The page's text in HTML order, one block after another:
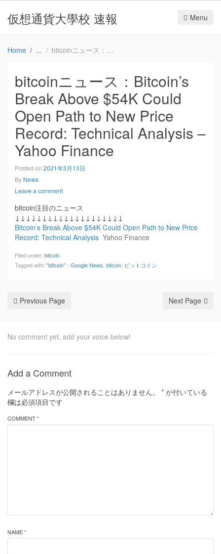
仮想通貨大學校 速報 Menu
Home bitcoinニュース：Bitcoin’s Break Above $54K Could Open Path to New Price Record: Technical Analysis – Yahoo Finance
bitcoinニュース：Bitcoin’s
Break Above $54K Could
Open Path to New Price
Record: Technical Analysis –
Yahoo Finance
Posted on 2021年3月13日
By News
Leave a comment
bitcoin注目のニュース
↓↓↓↓↓↓↓↓↓↓↓↓↓↓↓↓↓↓↓↓
Bitcoin’s Break Above $54K Could Open Path to New Price
Record: Technical Analysis Yahoo Finance
Filed under: bitcoin
Tagged with: "bitcoin" - Google News bitcoin ビットコイン
Previous Page Next Page
No comment yet, add your voice below!
Add a Comment
メールアドレスが公開されることはありません。 * が付いている
欄は必須項目です
COMMENT *
NAME *